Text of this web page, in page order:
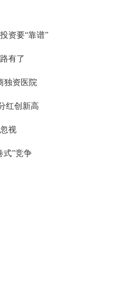
资要“靠谱”
有了
独资医院
红创新高
视
式”竞争